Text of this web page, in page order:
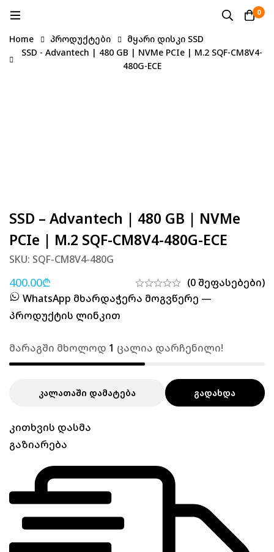
0
Home პროდუქტები
მყარი დისკი SSD
SSD - Advantech | 480 GB | NVMe PCIe | M.2 SQF-CM8V4-
480G-ECE
SSD – Advantech | 480 GB | NVMe
PCIe | M.2 SQF-CM8V4-480G-ECE
SKU: SQF-CM8V4-480G
400.00₾
(0 შეფასებები)
WhatsApp მხარდაჭერა მოგვწერე —
პროდუქტის ლინკით
მარაგში მხოლოდ 1 ცალია დარჩენილი!
ᲙᲐᲚᲐᲗᲐᲨᲘ ᲓᲐᲛᲐᲢᲔᲑᲐ ᲒᲐᲓᲐᲮᲓᲐ
კითხვის დასმა
გაზიარება